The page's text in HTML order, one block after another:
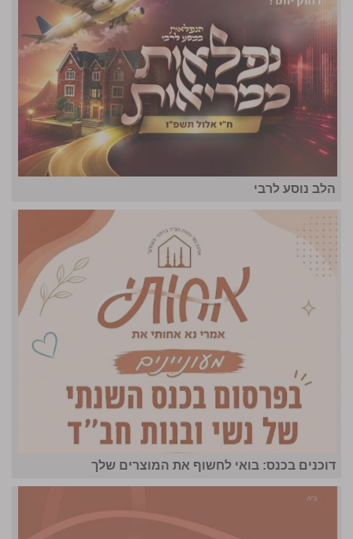
הלב נוסע לרבי
דוכנים בכנס: בואי לחשוף את המוצרים שלך